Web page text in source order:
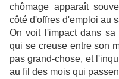
chômage apparaît
côté d'offres d'emploi au
On voit l'impact dans
qui se creuse entre son
pas grand-chose, et
au fil des mois qui